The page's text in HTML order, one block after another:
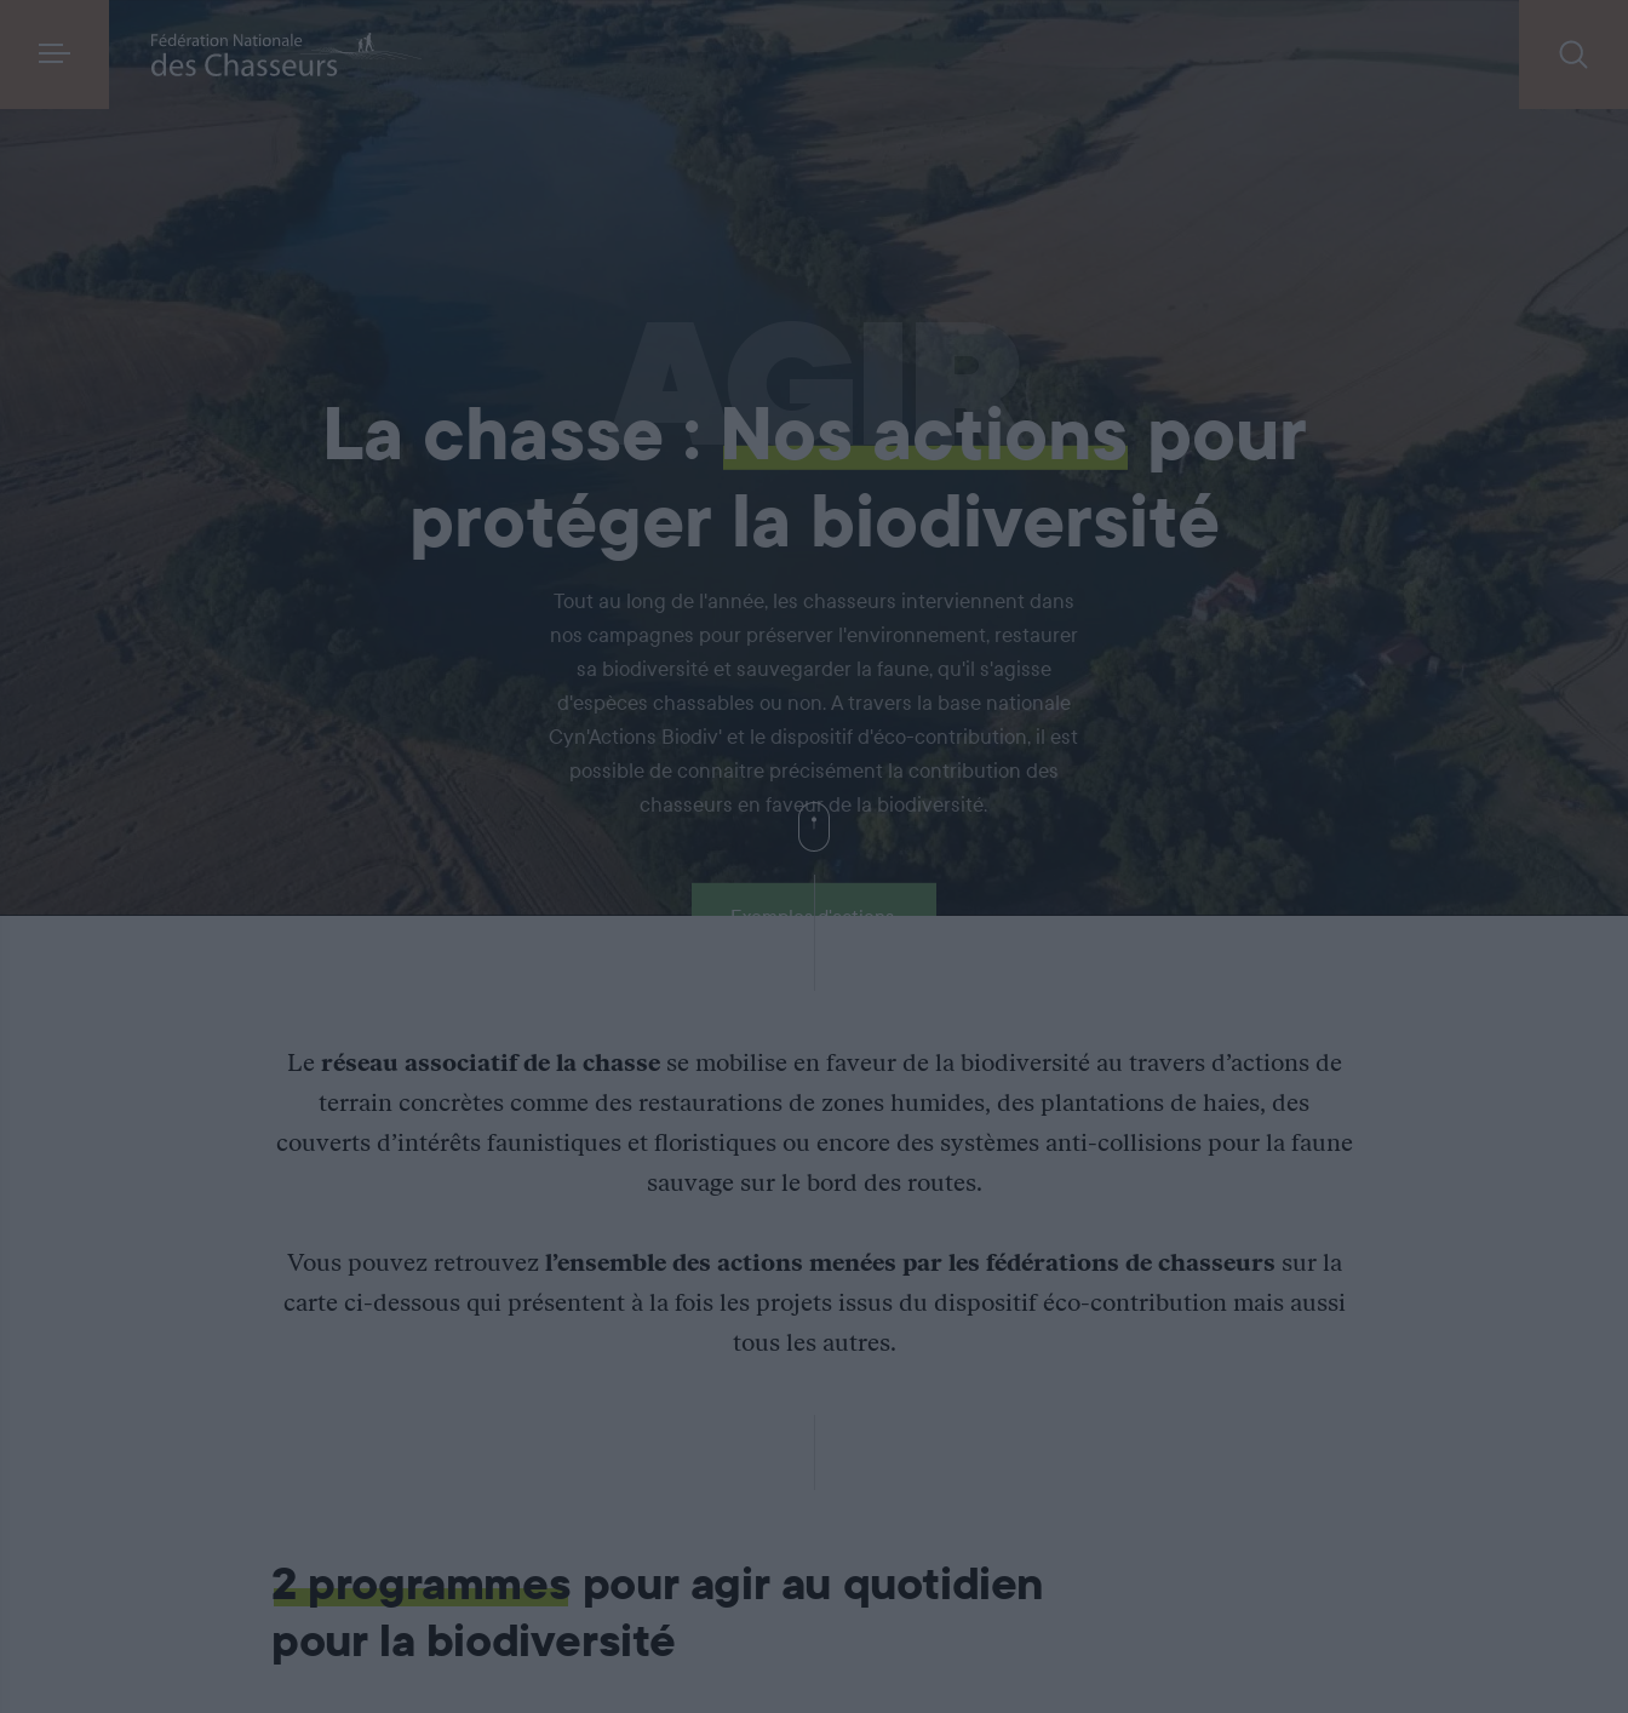
AGIR
La chasse : Nos actionspour
protéger la biodiversité
Tout au long de l'année, les chasseurs interviennent dans
nos campagnes pour préserver l'environnement, restaurer
sa biodiversité et sauvegarder la faune, qu'il s'agisse
d'espèces chassables ou non. A travers la base nationale
Cyn'Actions Biodiv' et le dispositif d'éco-contribution, il est
possible de connaitre précisément la contribution des
chasseurs en faveur de la biodiversité.
Exemples d'actions
Le réseau associatif de la chassese mobilise en faveur de la biodiversité au travers d’actions de
terrain concrètes comme des restaurations de zones humides, des plantations de haies, des
couverts d’intérêts faunistiques et floristiques ou encore des systèmes anti-collisions pour la faune
sauvage sur le bord des routes.
Vous pouvez retrouvez l’ensemble des actions menées par les fédérations de chasseurs sur la
carte ci-dessous qui présentent à la fois les projets issus du dispositif éco-contribution mais aussi
tous les autres.
2 programmes pour agir au quotidien
pour la biodiversité